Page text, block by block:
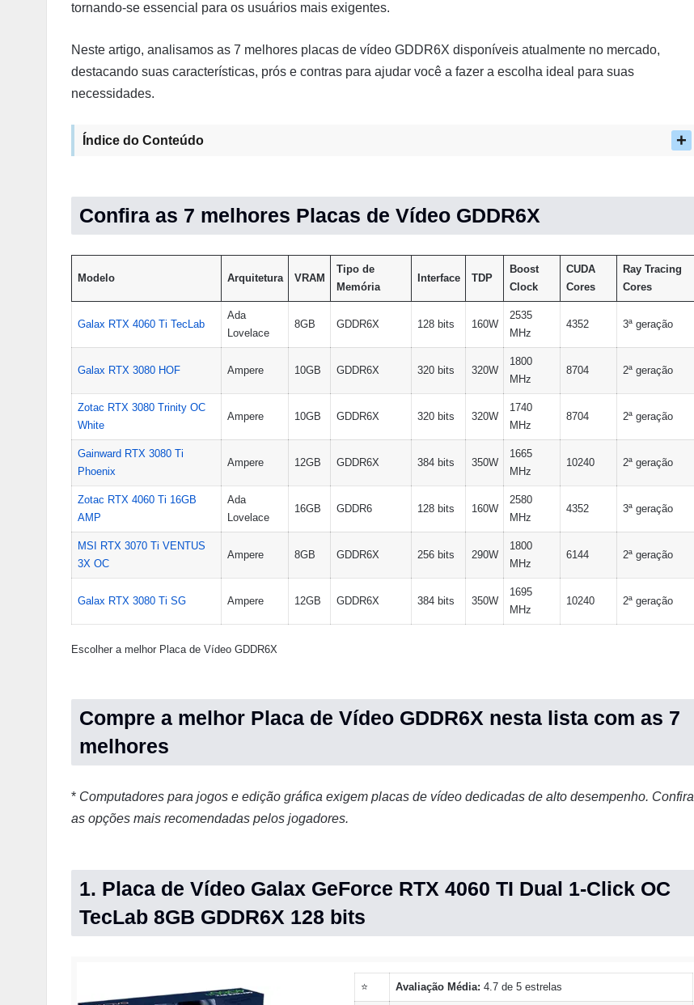
tornando-se essencial para os usuários mais exigentes.
Neste artigo, analisamos as 7 melhores placas de vídeo GDDR6X disponíveis atualmente no mercado,
destacando suas características, prós e contras para ajudar você a fazer a escolha ideal para suas
necessidades.
Índice do Conteúdo
Confira as 7 melhores Placas de Vídeo GDDR6X
Modelo Arquitetura VRAM
Tipo de
Memória
Interface TDP
Boost
Clock
CUDA
Cores
Ray Tracing
Cores
Galax RTX 4060 Ti TecLab
Ada
Lovelace
8GB GDDR6X 128 bits 160W
2535
MHz
4352 3ª geração
Galax RTX 3080 HOF Ampere 10GB GDDR6X 320 bits 320W
1800
MHz
8704 2ª geração
Zotac RTX 3080 Trinity OC
White
Ampere 10GB GDDR6X 320 bits 320W
1740
MHz
8704 2ª geração
Gainward RTX 3080 Ti
Phoenix
Ampere 12GB GDDR6X 384 bits 350W
1665
MHz
10240 2ª geração
Zotac RTX 4060 Ti 16GB
AMP
Ada
Lovelace
16GB GDDR6 128 bits 160W
2580
MHz
4352 3ª geração
MSI RTX 3070 Ti VENTUS
3X OC
Ampere 8GB GDDR6X 256 bits 290W
1800
MHz
6144 2ª geração
Galax RTX 3080 Ti SG Ampere 12GB GDDR6X 384 bits 350W
1695
MHz
10240 2ª geração
Escolher a melhor Placa de Vídeo GDDR6X
Compre a melhor Placa de Vídeo GDDR6X nesta lista com as 7
melhores
* Computadores para jogos e edição gráfica exigem placas de vídeo dedicadas de alto desempenho. Confira
as opções mais recomendadas pelos jogadores.
1. Placa de Vídeo Galax GeForce RTX 4060 TI Dual 1-Click OC
TecLab 8GB GDDR6X 128 bits
⭐ Avaliação Média: 4.7 de 5 estrelas